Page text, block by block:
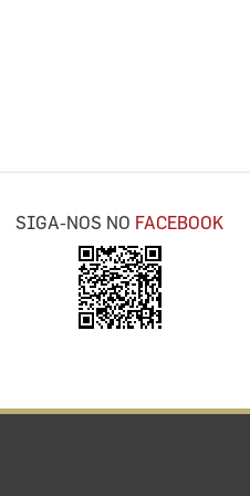
SIGA-NOS NO FACEBOOK